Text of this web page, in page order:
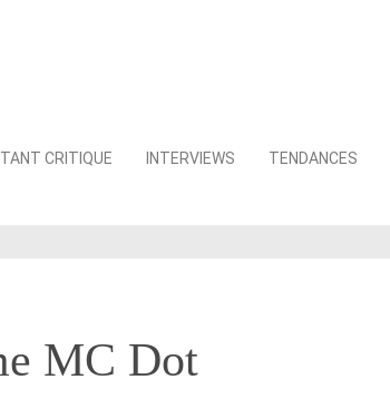
CRITIQUE INTERVIEWS TENDANCES
MC Dot